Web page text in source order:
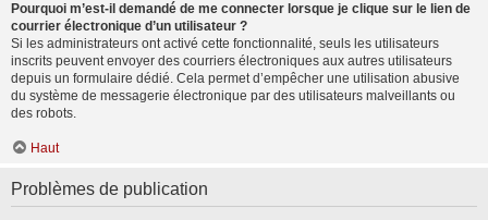
Pourquoi m’est-il demandé de me connecter lorsque je clique sur le lien de
courrier électronique d’un utilisateur ?
Si les administrateurs ont activé cette fonctionnalité, seuls les utilisateurs
inscrits peuvent envoyer des courriers électroniques aux autres utilisateurs
depuis un formulaire dédié. Cela permet d’empêcher une utilisation abusive
du système de messagerie électronique par des utilisateurs malveillants ou
des robots.
Haut
Problèmes de publication